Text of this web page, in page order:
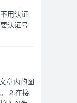
用认证
认证号
章内的图
2.在接